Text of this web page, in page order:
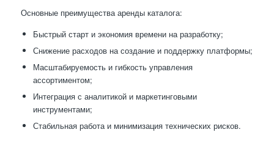
Основные преимущества аренды каталога:
Быстрый старт и экономия времени на разработку;
Снижение расходов на создание и поддержку платформы;
Масштабируемость и гибкость управления
ассортиментом;
Интеграция с аналитикой и маркетинговыми
инструментами;
Стабильная работа и минимизация технических рисков.